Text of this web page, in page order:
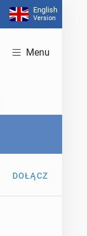
English
Version
Menu
DOŁĄCZ